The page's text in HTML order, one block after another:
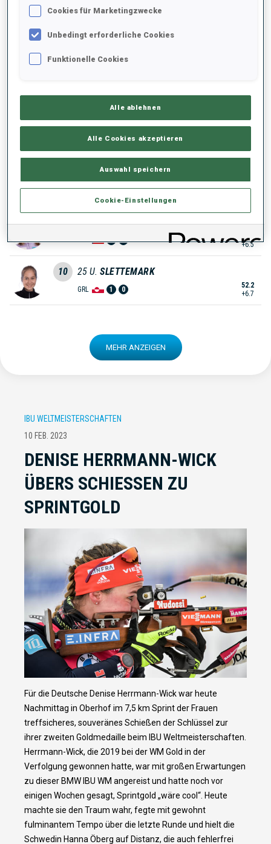
+5.0
7 85 E. CHIRKOVA
ROU 2 1
ZDOUC
AUT 1 1
52.0
8 86 T. VINKLARKOVA
CZE 1 1
52.0
+6.5
10 25 U. SLETTEMARK
GRL 1 0
52.2
+6.7
MEHR ANZEIGEN
IBU WELTMEISTERSCHAFTEN
10 FEB. 2023
DENISE HERRMANN-WICK
ÜBERS SCHIESSEN ZU S
PRINTGOLD
Für die Deutsche Denise Herrmann-Wick war heute
Nachmittag in Oberhof im 7,5 km Sprint der Frauen
treffsicheres, souveränes Schießen der Schlüssel zur
ihrer zweiten Goldmedaille beim IBU Weltmeisterschaften.
Herrmann-Wick, die 2019 bei der WM Gold in der
Verfolgung gewonnen hatte, war mit großen Erwartungen
zu dieser BMW IBU WM angereist und hatte noch vor
einigen Wochen gesagt, Sprintgold „wäre cool“. Heute
machte sie den Traum wahr, fegte mit gewohnt
fulminantem Tempo über die letzte Runde und hielt die
Schwedin Hanna Öberg auf Distanz, die auch fehlerfrei
Cookies für Marketingzwecke
Unbedingt erforderliche Cookies
Funktionelle Cookies
Alle ablehnen
Alle Cookies akzeptieren
Auswahl speichern
Cookie-Einstellungen